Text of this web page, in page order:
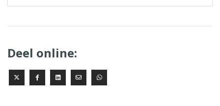
Deel online: